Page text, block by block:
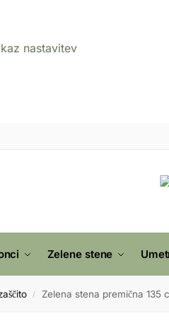
nastavitev
Zelene stene
/ Zelena stena premična 135